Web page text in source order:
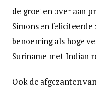
de groeten over aan
Simons en
benoeming als hoge
Suriname met Indian
Ook de afgezanten